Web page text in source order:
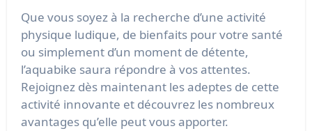
Que vous soyez à la recherche d’une activité
physique ludique, de bienfaits pour votre santé
ou simplement d’un moment de détente,
l’aquabike saura répondre à vos attentes.
Rejoignez dès maintenant les adeptes de cette
activité innovante et découvrez les nombreux
avantages qu’elle peut vous apporter.